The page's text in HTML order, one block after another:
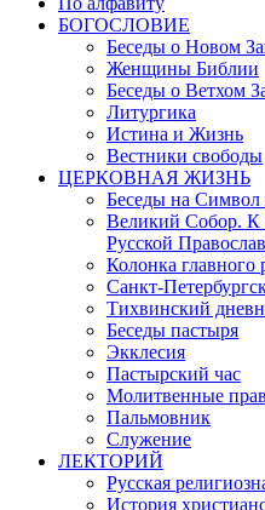
БОГОСЛОВИЕ
Беседы о Новом
Женщины Библии
Беседы о Ветхом
Литургика
Истина и Жизнь
Вестники свободы
ЦЕРКОВНАЯ ЖИЗНЬ
Беседы на Символ
Великий Собор. К
Русской
Колонка главного
Санкт-
Тихвинский
Беседы пастыря
Экклесия
Пастырский час
Молитвенные
Пальмовник
Служение
ЛЕКТОРИЙ
Русская
История